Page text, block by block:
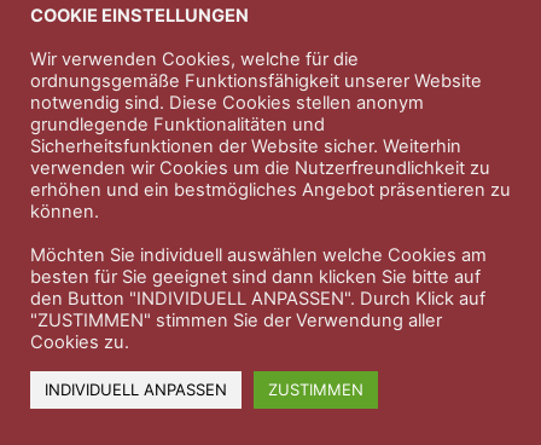
Professioneller Rundumschutz seit über 30 Jahren.
Impressum Nutzungsbedingungen
Datenschutzerklärung Therapeutenkatalog Über uns
COOKIE EINSTELLUNGEN
Wir verwenden Cookies, welche für die
ordnungsgemäße Funktionsfähigkeit unserer Website
notwendig sind. Diese Cookies stellen anonym
grundlegende Funktionalitäten und
Sicherheitsfunktionen der Website sicher. Weiterhin
verwenden wir Cookies um die Nutzerfreundlichkeit zu
erhöhen und ein bestmögliches Angebot präsentieren zu
können.
Möchten Sie individuell auswählen welche Cookies am
besten für Sie geeignet sind dann klicken Sie bitte auf
den Button "INDIVIDUELL ANPASSEN". Durch Klick auf
"ZUSTIMMEN" stimmen Sie der Verwendung aller
Cookies zu.
INDIVIDUELL ANPASSEN ZUSTIMMEN